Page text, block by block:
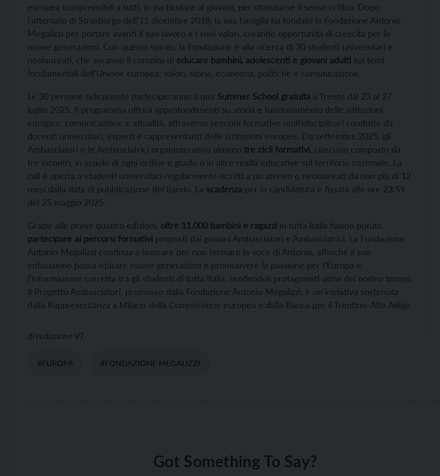
europea comprensibili a tutti, in particolare ai giovani, per stimolarne il senso critico. Dopo
l’attentato di Strasburgo dell’11 dicembre 2018, la sua famiglia ha fondato la Fondazione Antonio
Megalizzi per portare avanti il suo lavoro e i suoi valori, creando opportunità di crescita per le
nuove generazioni. Con questo spirito, la Fondazione è alla ricerca di 30 studenti universitari e
neolaureati, che avranno il compito di educare bambini, adolescenti e giovani adulti sui temi
fondamentali dell’Unione europea: valori, storia, economia, politiche e comunicazione.
Le 30 persone selezionate parteciperanno a una Summer School gratuita a Trento dal 23 al 27
luglio 2025. Il programma offrirà approfondimenti su storia e funzionamento delle istituzioni
europee, comunicazione e attualità, attraverso sessioni formative multidisciplinari condotte da
docenti universitari, esperti e rappresentanti delle istituzioni europee. Da settembre 2025, gli
Ambasciatori e le Ambasciatrici organizzeranno almeno tre cicli formativi , ciascuno composto da
tre incontri, in scuole di ogni ordine e grado o in altre realtà educative sul territorio nazionale. La
call è aperta a studenti universitari regolarmente iscritti a un ateneo o neolaureati da non più di 12
mesi dalla data di pubblicazione del bando. La scadenza per la candidatura è fissata alle ore 23:59
del 25 maggio 2025.
Grazie alle prime quattro edizioni, oltre 11.000 bambini e ragazzi in tutta Italia hanno potuto
partecipare ai percorsi formativi proposti dai giovani Ambasciatori e Ambasciatrici. La Fondazione
Antonio Megalizzi continua a lavorare per non fermare la voce di Antonio, affinché il suo
entusiasmo possa ispirare nuove generazioni e promuovere la passione per l’Europa e
l’informazione corretta tra gli studenti di tutta Italia, rendendoli protagonisti attivi del nostro tempo.
Il Progetto Ambasciatori, promosso dalla Fondazione Antonio Megalizzi, è un’iniziativa sostenuta
dalla Rappresentanza a Milano della Commissione europea e dalla Banca per il Trentino-Alto Adige.
di redazione VT
#EUROPA #FONDAZIONE MEGALIZZI
Got Something To Say?